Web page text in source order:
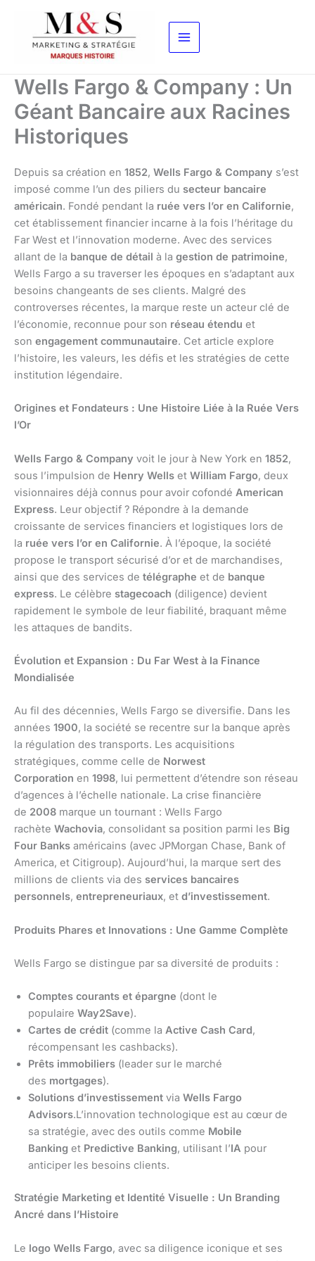
contenu
Wells Fargo & Company : Un
Géant Bancaire aux Racines
Historiques
Depuis sa création en 1852, Wells Fargo & Company s’est
imposé comme l’un des piliers du secteur bancaire
américain. Fondé pendant la ruée vers l’or en Californie,
cet établissement financier incarne à la fois l’héritage du
Far West et l’innovation moderne. Avec des services
allant de la banque de détail à la gestion de patrimoine,
Wells Fargo a su traverser les époques en s’adaptant aux
besoins changeants de ses clients. Malgré des
controverses récentes, la marque reste un acteur clé de
l’économie, reconnue pour son réseau étendu et
son engagement communautaire. Cet article explore
l’histoire, les valeurs, les défis et les stratégies de cette
institution légendaire.
Origines et Fondateurs : Une Histoire Liée à la Ruée Vers
l’Or
Wells Fargo & Company voit le jour à New York en 1852,
sous l’impulsion de Henry Wells et William Fargo, deux
visionnaires déjà connus pour avoir cofondé American
Express. Leur objectif ? Répondre à la demande
croissante de services financiers et logistiques lors de
la ruée vers l’or en Californie. À l’époque, la société
propose le transport sécurisé d’or et de marchandises,
ainsi que des services de télégraphe et de banque
express. Le célèbre stagecoach (diligence) devient
rapidement le symbole de leur fiabilité, braquant même
les attaques de bandits.
Évolution et Expansion : Du Far West à la Finance
Mondialisée
Au fil des décennies, Wells Fargo se diversifie. Dans les
années 1900, la société se recentre sur la banque après
la régulation des transports. Les acquisitions
stratégiques, comme celle de Norwest
Corporation en 1998, lui permettent d’étendre son réseau
d’agences à l’échelle nationale. La crise financière
de 2008 marque un tournant : Wells Fargo
rachète Wachovia, consolidant sa position parmi les Big
Four Banks américains (avec JPMorgan Chase, Bank of
America, et Citigroup). Aujourd’hui, la marque sert des
millions de clients via des services bancaires
personnels, entrepreneuriaux, et d’investissement.
Produits Phares et Innovations : Une Gamme Complète
Wells Fargo se distingue par sa diversité de produits :
Comptes courants et épargne (dont le
populaire Way2Save).
Cartes de crédit (comme la Active Cash Card,
récompensant les cashbacks).
Prêts immobiliers (leader sur le marché
des mortgages).
Solutions d’investissement via Wells Fargo
Advisors.L’innovation technologique est au cœur de
sa stratégie, avec des outils comme Mobile
Banking et Predictive Banking, utilisant l’IA pour
anticiper les besoins clients.
Stratégie Marketing et Identité Visuelle : Un Branding
Ancré dans l’Histoire
Le logo Wells Fargo, avec sa diligence iconique et ses